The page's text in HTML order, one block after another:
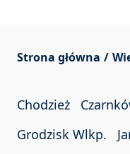
Strona główna
Chodzież
Grodzisk Wlkp.